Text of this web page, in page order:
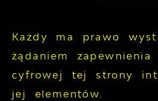
Każdy ma prawo
żądaniem zapewnienia
cyfrowej tej strony
jej elementów.